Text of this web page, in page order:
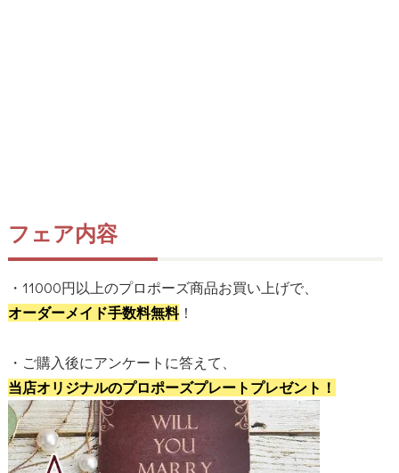
フェア内容
・11000円以上のプロポーズ商品お買い上げで、
オーダーメイド手数料無料！
・ご購入後にアンケートに答えて、
当店オリジナルのプロポーズプレートプレゼント！